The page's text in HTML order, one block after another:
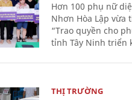
Hơn 100 phụ nữ
Nhơn Hòa Lập
“Trao quyền cho
tỉnh Tây Ninh triển
THỊ TRƯỜNG